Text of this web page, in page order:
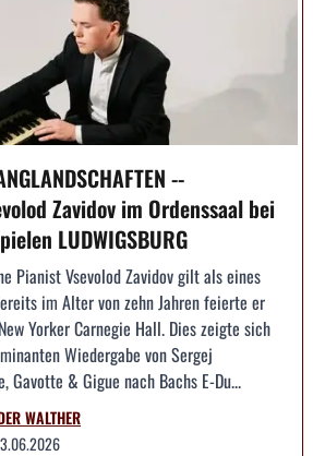
--
Zavidov im Ordenssaal bei
LUDWIGSBURG
Pianist Vsevolod Zavidov gilt als eines
im Alter von zehn Jahren feierte er
Yorker Carnegie Hall. Dies zeigte sich
Wiedergabe von Sergej
Gavotte & Gigue nach Bachs E-Du...
WALTHER